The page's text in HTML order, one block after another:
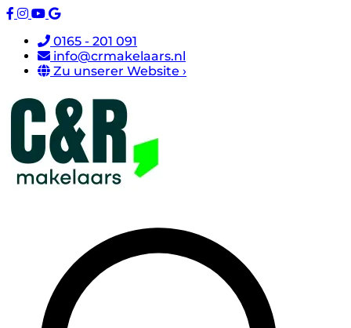
0165 - 201 091
info@crmakelaars.nl
Zu unserer Website ›